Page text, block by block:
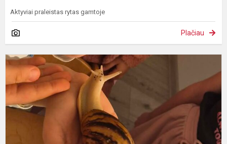
Aktyviai praleistas rytas gamtoje
Plačiau